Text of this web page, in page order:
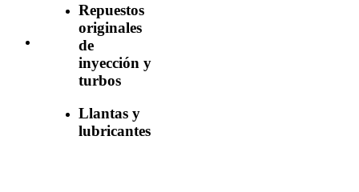
Repuestos
originales
de
inyección y
turbos
Llantas y
lubricantes